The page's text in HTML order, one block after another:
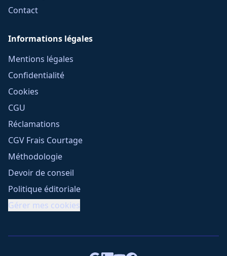
Contact
Informations légales
Mentions légales
Confidentialité
Cookies
CGU
Réclamations
CGV Frais Courtage
Méthodologie
Devoir de conseil
Politique éditoriale
Gérer mes cookies